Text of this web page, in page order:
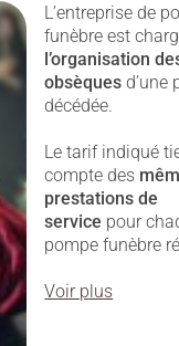
L’entreprise de
funèbre est
l’organisation
obsèques d’une
décédée.
Le tarif indiqué
compte des
prestationsde
service pour
pompe funèbre
Voir plus